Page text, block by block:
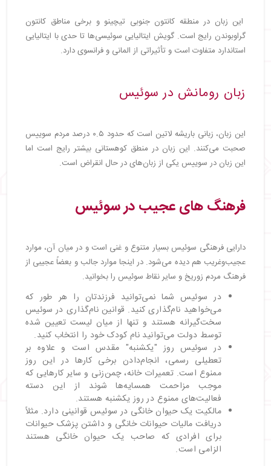
این زبان در منطقه کانتون جنوبی تیچینو و برخی مناطق کانتون
گراوبوندن رایج است. گویش ایتالیایی سوئیسی‌ها تا حدی با ایتالیایی
استاندارد متفاوت است و تأثیراتی از المانی و فرانسوی دارد.
زبان رومانش در سوئیس
این زبان، زبانی باریشه لاتین است که حدود ۰.۵ درصد مردم سوییس
صحبت می‌کنند. این زبان در منطق کوهستانی بیشتر رایج است اما
این زبان در سوییس یکی از زبان‌های در حال انقراض است.
فرهنگ‌ های عجیب در سوئیس
دارایی فرهنگی سوئیس بسیار متنوع و غنی است و در میان آن، موارد
عجیب‌وغریب هم دیده می‌شود. در اینجا موارد جالب و بعضاً عجیبی از
فرهنگ مردم زوریخ و سایر نقاط سوئیس را بخوانید.
در سوئیس شما نمی‌توانید فرزندتان را هر طور که
می‌خواهید نام‌گذاری کنید. قوانین نام‌گذاری در سوئیس
سخت‌گیرانه هستند و تنها از میان لیست تعیین شده
توسط دولت می‌توانید نام کودک خود را انتخاب کنید.
در سوئیس روز "یکشنبه" مقدس است و علاوه بر
تعطیلی رسمی، انجام‌دادن برخی کارها در این روز
ممنوع است. تعمیرات خانه، چمن‌زنی و سایر کارهایی که
موجب مزاحمت همسایه‌ها شوند از این دسته
فعالیت‌های ممنوع در روز یکشنبه هستند.
مالکیت یک حیوان خانگی در سوئیس قوانینی دارد. مثلاً
دریافت مالیات حیوانات خانگی و داشتن پزشک حیوانات
برای افرادی که صاحب یک حیوان خانگی هستند
الزامی است.